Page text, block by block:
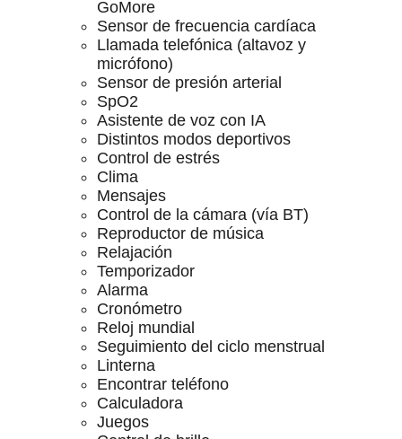
GoMore
Sensor de frecuencia cardíaca
Llamada telefónica (altavoz y
micrófono)
Sensor de presión arterial
SpO2
Asistente de voz con IA
Distintos modos deportivos
Control de estrés
Clima
Mensajes
Control de la cámara (vía BT)
Reproductor de música
Relajación
Temporizador
Alarma
Cronómetro
Reloj mundial
Seguimiento del ciclo menstrual
Linterna
Encontrar teléfono
Calculadora
Juegos